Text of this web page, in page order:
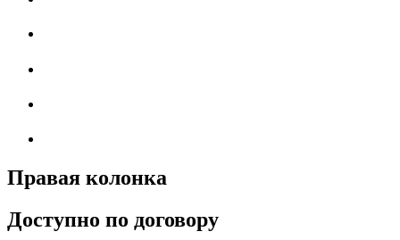
Правая колонка
Доступно по договору